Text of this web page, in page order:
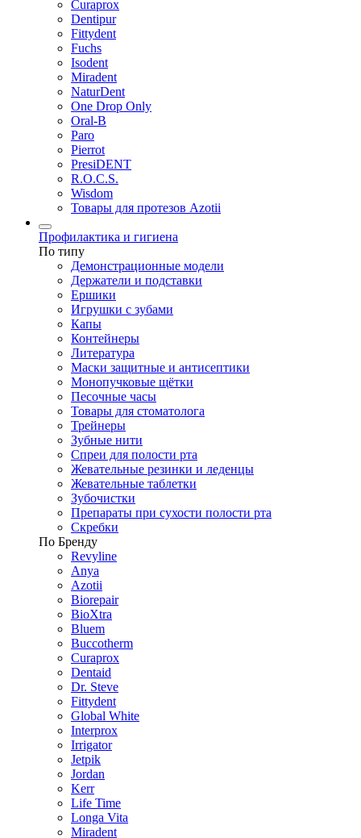
Curaprox
Dentipur
Fittydent
Fuchs
Isodent
Miradent
NaturDent
One Drop Only
Oral-B
Paro
Pierrot
PresiDENT
R.O.C.S.
Wisdom
Товары для протезов Azotii
Профилактика и гигиена
По типу
Демонстрационные модели
Держатели и подставки
Ершики
Игрушки с зубами
Капы
Контейнеры
Литература
Маски защитные и антисептики
Монопучковые щётки
Песочные часы
Товары для стоматолога
Трейнеры
Зубные нити
Спреи для полости рта
Жевательные резинки и леденцы
Жевательные таблетки
Зубочистки
Препараты при сухости полости рта
Скребки
По Бренду
Revyline
Anya
Azotii
Biorepair
BioXtra
Bluem
Buccotherm
Curaprox
Dentaid
Dr. Steve
Fittydent
Global White
Interprox
Irrigator
Jetpik
Jordan
Kerr
Life Time
Longa Vita
Miradent